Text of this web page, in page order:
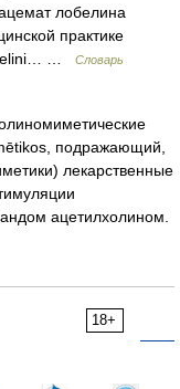
лобелина
практике
…
Словарь
подражающий,
лекарственные
ацетилхолином.
18+